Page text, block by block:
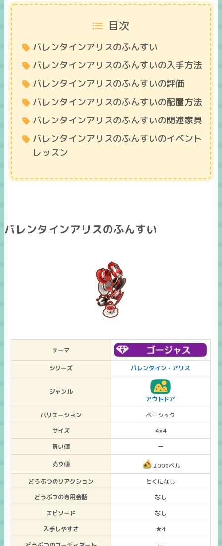
目次
バレンタインアリスのふんすい
バレンタインアリスのふんすいの入手方法
バレンタインアリスのふんすいの評価
バレンタインアリスのふんすいの配置方法
バレンタインアリスのふんすいの関連家具
バレンタインアリスのふんすいのイベント
レッスン
バレンタインアリスのふんすい
テーマ
シリーズ バレンタイン・アリス
ジャンル
アウトドア
バリエーション
ベーシック
サイズ
4×4
買い値
ー
売り値
2000ベル
どうぶつのリアクション
とくになし
どうぶつの専用会話
なし
エピソード
なし
入手しやすさ
★4